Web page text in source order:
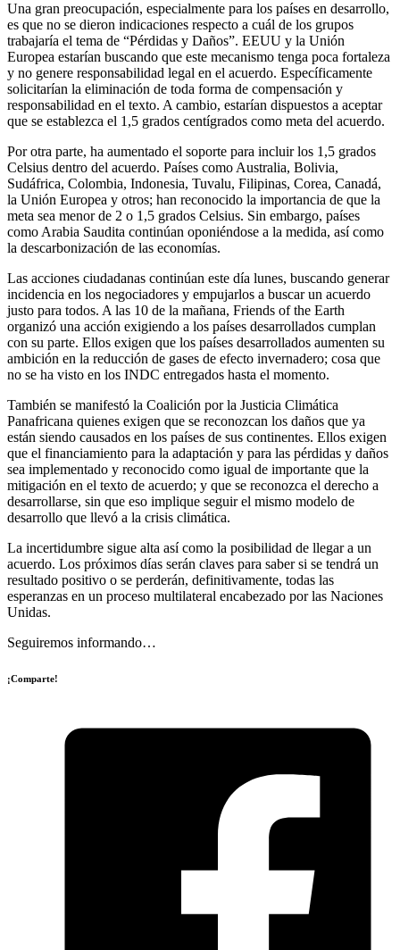
Una gran preocupación, especialmente para los países en desarrollo,
es que no se dieron indicaciones respecto a cuál de los grupos
trabajaría el tema de “Pérdidas y Daños”. EEUU y la Unión
Europea estarían buscando que este mecanismo tenga poca fortaleza
y no genere responsabilidad legal en el acuerdo. Específicamente
solicitarían la eliminación de toda forma de compensación y
responsabilidad en el texto. A cambio, estarían dispuestos a aceptar
que se establezca el 1,5 grados centígrados como meta del acuerdo.
Por otra parte, ha aumentado el soporte para incluir los 1,5 grados
Celsius dentro del acuerdo. Países como Australia, Bolivia,
Sudáfrica, Colombia, Indonesia, Tuvalu, Filipinas, Corea, Canadá,
la Unión Europea y otros; han reconocido la importancia de que la
meta sea menor de 2 o 1,5 grados Celsius. Sin embargo, países
como Arabia Saudita continúan oponiéndose a la medida, así como
la descarbonización de las economías.
Las acciones ciudadanas continúan este día lunes, buscando generar
incidencia en los negociadores y empujarlos a buscar un acuerdo
justo para todos. A las 10 de la mañana, Friends of the Earth
organizó una acción exigiendo a los países desarrollados cumplan
con su parte. Ellos exigen que los países desarrollados aumenten su
ambición en la reducción de gases de efecto invernadero; cosa que
no se ha visto en los INDC entregados hasta el momento.
También se manifestó la Coalición por la Justicia Climática
Panafricana quienes exigen que se reconozcan los daños que ya
están siendo causados en los países de sus continentes. Ellos exigen
que el financiamiento para la adaptación y para las pérdidas y daños
sea implementado y reconocido como igual de importante que la
mitigación en el texto de acuerdo; y que se reconozca el derecho a
desarrollarse, sin que eso implique seguir el mismo modelo de
desarrollo que llevó a la crisis climática.
La incertidumbre sigue alta así como la posibilidad de llegar a un
acuerdo. Los próximos días serán claves para saber si se tendrá un
resultado positivo o se perderán, definitivamente, todas las
esperanzas en un proceso multilateral encabezado por las Naciones
Unidas.
Seguiremos informando…
¡Comparte!